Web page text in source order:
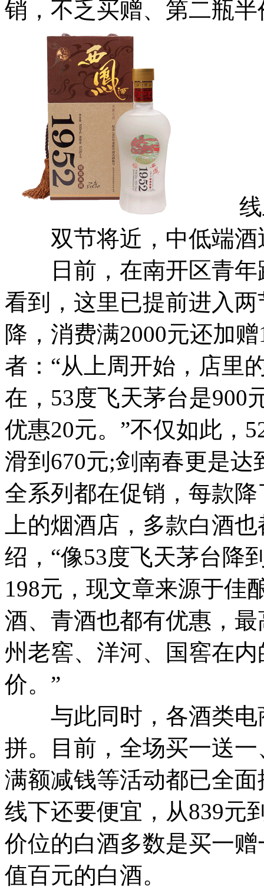
销，不乏买赠、第二瓶
线
双节将近，中低端酒
日前，在南开区青年
看到，这里已提前进入
降，消费满2000元还加
者：“从上周开始，店里
在，53度飞天茅台是900
优惠20元。”不仅如此，
滑到670元;剑南春更是
全系列都在促销，每款
上的烟酒店，多款白酒
绍，“像53度飞天茅台降
198元，现文章来源于佳
酒、青酒也都有优惠，
州老窖、洋河、国窖在
价。”
与此同时，各酒类电
拼。目前，全场买一送
满额减钱等活动都已全
线下还要便宜，从839元
价位的白酒多数是买一
值百元的白酒。